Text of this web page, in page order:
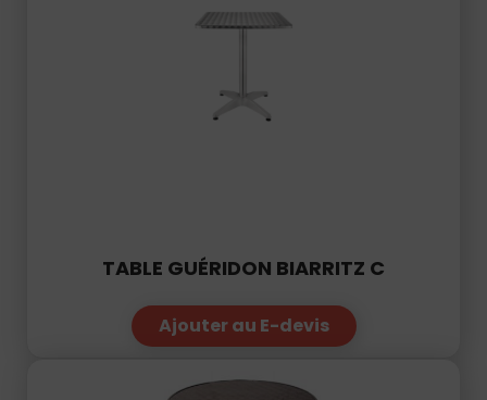
TABLE GUÉRIDON BIARRITZ C
Ajouter au E-devis